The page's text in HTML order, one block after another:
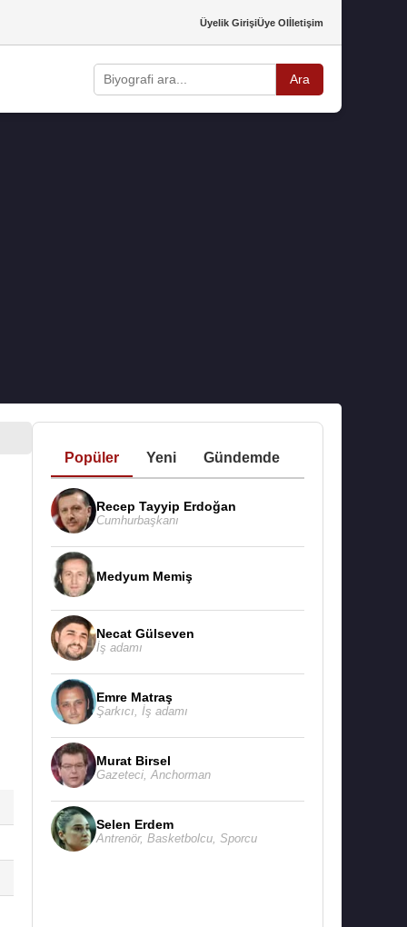
Üyelik GirişiÜye Olİletişim
Ara
Popüler Yeni Gündemde
Recep Tayyip Erdoğan
Cumhurbaşkanı
Medyum Memiş
Necat Gülseven
İş adamı
Emre Matraş
Şarkıcı İş adamı
Murat Birsel
Gazeteci, Anchorman
Selen Erdem
Antrenör, Basketbolcu, Sporcu